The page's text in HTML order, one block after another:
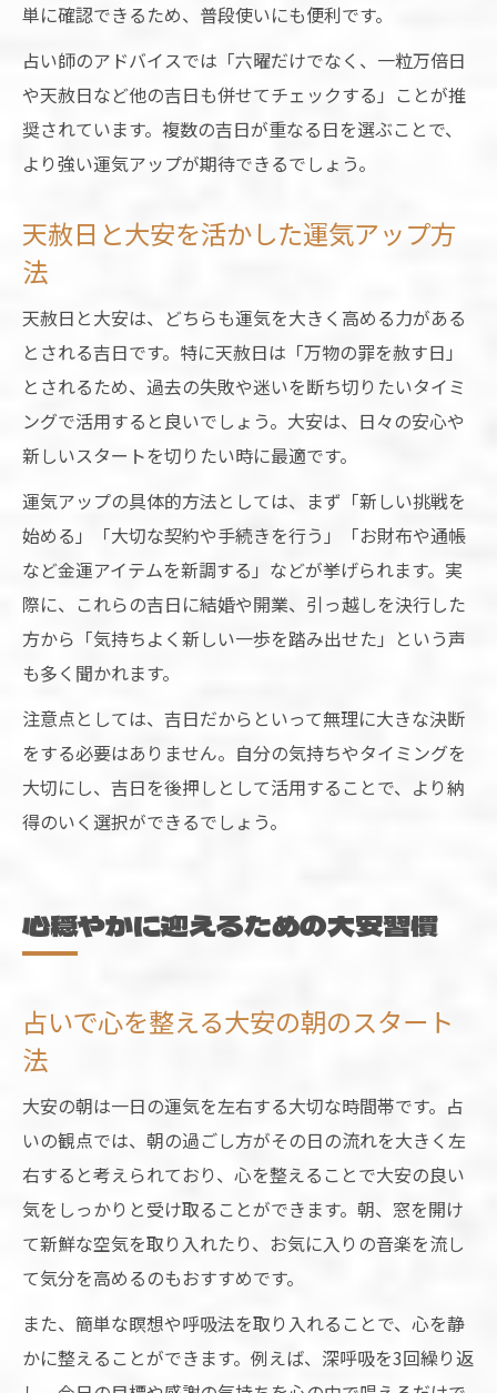
単に確認できるため、普段使いにも便利です。
占い師のアドバイスでは「六曜だけでなく、一粒万倍日
や天赦日など他の吉日も併せてチェックする」ことが推
奨されています。複数の吉日が重なる日を選ぶことで、
より強い運気アップが期待できるでしょう。
天赦日と大安を活かした運気アップ方
法
天赦日と大安は、どちらも運気を大きく高める力がある
とされる吉日です。特に天赦日は「万物の罪を赦す日」
とされるため、過去の失敗や迷いを断ち切りたいタイミ
ングで活用すると良いでしょう。大安は、日々の安心や
新しいスタートを切りたい時に最適です。
運気アップの具体的方法としては、まず「新しい挑戦を
始める」「大切な契約や手続きを行う」「お財布や通帳
など金運アイテムを新調する」などが挙げられます。実
際に、これらの吉日に結婚や開業、引っ越しを決行した
方から「気持ちよく新しい一歩を踏み出せた」という声
も多く聞かれます。
注意点としては、吉日だからといって無理に大きな決断
をする必要はありません。自分の気持ちやタイミングを
大切にし、吉日を後押しとして活用することで、より納
得のいく選択ができるでしょう。
心穏やかに迎えるための大安習慣
占いで心を整える大安の朝のスタート
法
大安の朝は一日の運気を左右する大切な時間帯です。占
いの観点では、朝の過ごし方がその日の流れを大きく左
右すると考えられており、心を整えることで大安の良い
気をしっかりと受け取ることができます。朝、窓を開け
て新鮮な空気を取り入れたり、お気に入りの音楽を流し
て気分を高めるのもおすすめです。
また、簡単な瞑想や呼吸法を取り入れることで、心を静
かに整えることができます。例えば、深呼吸を3回繰り返